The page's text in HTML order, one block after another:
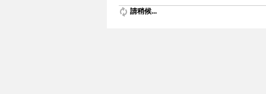
請稍候...